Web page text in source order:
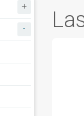
+
-